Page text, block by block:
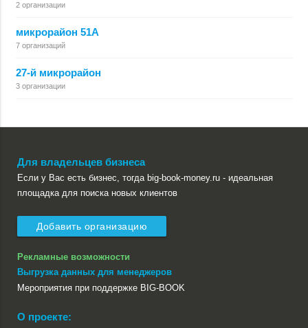
2 организации
микрорайон 51А
7 организаций
27-й микрорайон
3 организации
Для владельцев бизнеса
Если у Вас есть бизнес, тогда big-book-money.ru - идеальная
площадка для поиска новых клиентов
Добавить организацию
Рекламные возможности
Выгрузка данных для менеджеров
Мероприятия при поддержке BIG-BOOK
О проекте: